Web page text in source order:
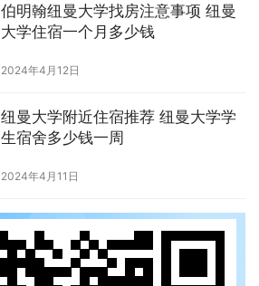
伯明翰纽曼大学找房注意事项 纽曼
大学住宿一个月多少钱
2024年4月12日
纽曼大学附近住宿推荐 纽曼大学学
生宿舍多少钱一周
2024年4月11日